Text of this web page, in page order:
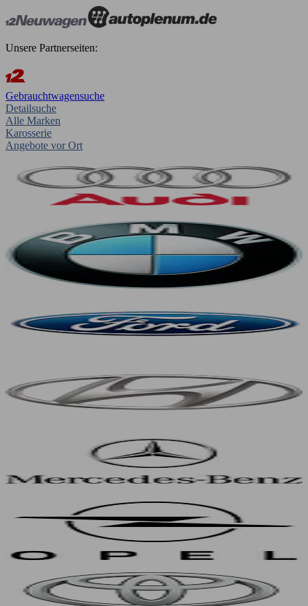
Unsere Partnerseiten:
Gebrauchtwagensuche
Detailsuche
Alle Marken
Karosserie
Angebote vor Ort